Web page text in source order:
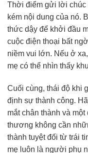
Thời điểm gửi lời chúc
kém nội dung của nó.
thức dậy để khởi đầu
cuộc điện thoại bất
niềm vui lớn. Nếu ở
mẹ có thể nhìn thấy
Cuối cùng, thái độ khi
định sự thành công.
mắt chân thành và
thương không cần
thành tuyệt đối từ trái
mẹ luôn là người phụ